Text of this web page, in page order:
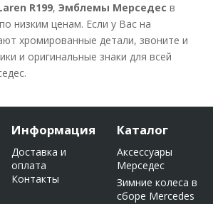
R199, Эмблемы Мерседес в
низким ценам. Если у Вас на
хромированные детали, звоните и
и оригинальные знаки для всей
Информация
Доставка и
оплата
Контакты
Каталог
Аксессуары
Мерседес
Зимние колеса в
сборе Mercedes